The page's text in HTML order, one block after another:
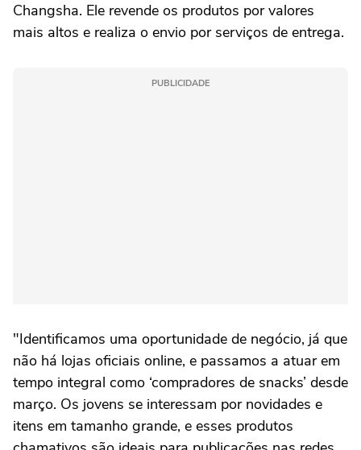
Changsha. Ele revende os produtos por valores
mais altos e realiza o envio por serviços de entrega.
PUBLICIDADE
"Identificamos uma oportunidade de negócio, já que
não há lojas oficiais online, e passamos a atuar em
tempo integral como ‘compradores de snacks’ desde
março. Os jovens se interessam por novidades e
itens em tamanho grande, e esses produtos